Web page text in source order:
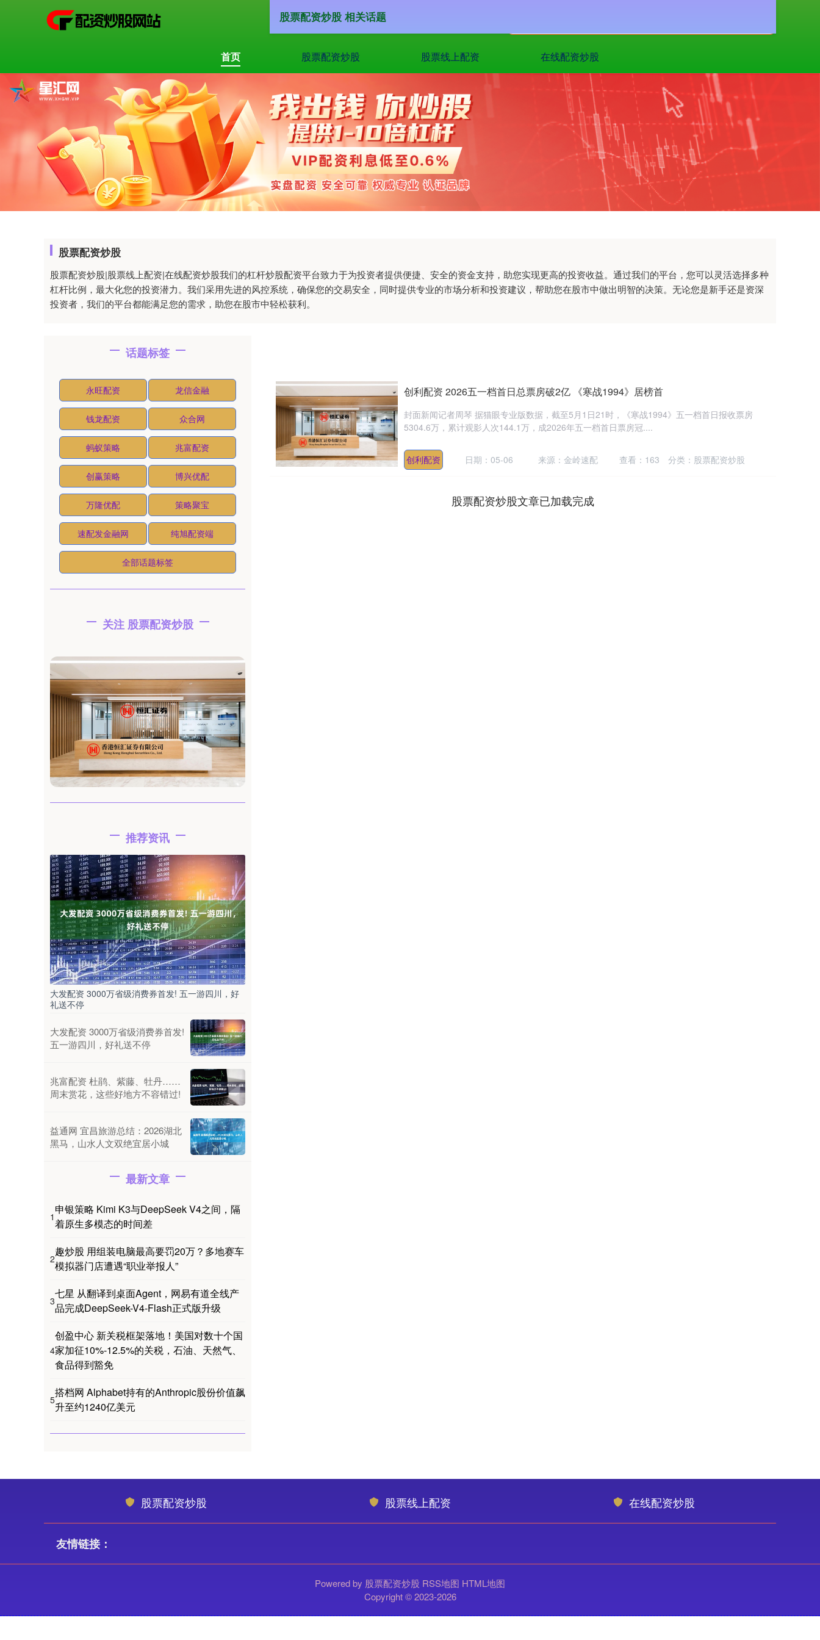
首页 股票配资炒股 股票线上配资 在线配资炒股
股票配资炒股
股票配资炒股|股票线上配资|在线配资炒股我们的杠杆炒股配资平台致力于为投资者提供便捷、安全的资金支持，助您实现更高的投资收益。通过我们的平台，您可以灵活选择多种
杠杆比例，最大化您的投资潜力。我们采用先进的风控系统，确保您的交易安全，同时提供专业的市场分析和投资建议，帮助您在股市中做出明智的决策。无论您是新手还是资深
投资者，我们的平台都能满足您的需求，助您在股市中轻松获利。
股票配资炒股 相关话题
创利配资 2026五一档首日总票房破2亿 《寒战1994》居榜首
封面新闻记者周琴 据猫眼专业版数据，截至5月1日21时，《寒战1994》五一档首日报收票房
5304.6万，累计观影人次144.1万，成2026年五一档首日票房冠....
创利配资 日期：05-06 来源：金岭速配 查看： 163 分类： 股票配资炒股
股票配资炒股文章已加载完成
话题标签
永旺配资 龙信金融
钱龙配资 众合网
蚂蚁策略 兆富配资
创赢策略 博兴优配
万隆优配 策略聚宝
速配发金融网 纯旭配资端
全部话题标签
关注 股票配资炒股
推荐资讯
大发配资 3000万省级消费券首发! 五一游四川，好
礼送不停
大发配资 3000万省级消费券首发!
五一游四川，好礼送不停
兆富配资 杜鹃、紫藤、牡丹……
周末赏花，这些好地方不容错过!
益通网 宜昌旅游总结：2026湖北
黑马，山水人文双绝宜居小城
最新文章
1
申银策略 Kimi K3与DeepSeek V4之间，隔
着原生多模态的时间差
2
趣炒股 用组装电脑最高要罚20万？多地赛车
模拟器门店遭遇“职业举报人”
3
七星 从翻译到桌面Agent，网易有道全线产
品完成DeepSeek-V4-Flash正式版升级
4
创盈中心 新关税框架落地！美国对数十个国
家加征10%-12.5%的关税，石油、天然气、
食品得到豁免
5
搭档网 Alphabet持有的Anthropic股份价值飙
升至约1240亿美元
股票配资炒股 股票线上配资 在线配资炒股
友情链接：
Powered by 股票配资炒股 RSS地图 HTML地图
Copyright© 2023-2026